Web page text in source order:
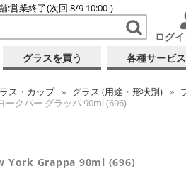
:営業終了(次回 8/9 10:00-)
ログ
グラスを買う 各種サービス
ス・カップ グラス (用途・形状別)
ークバー グラッパ 90ml (696)
York Grappa 90ml (696)